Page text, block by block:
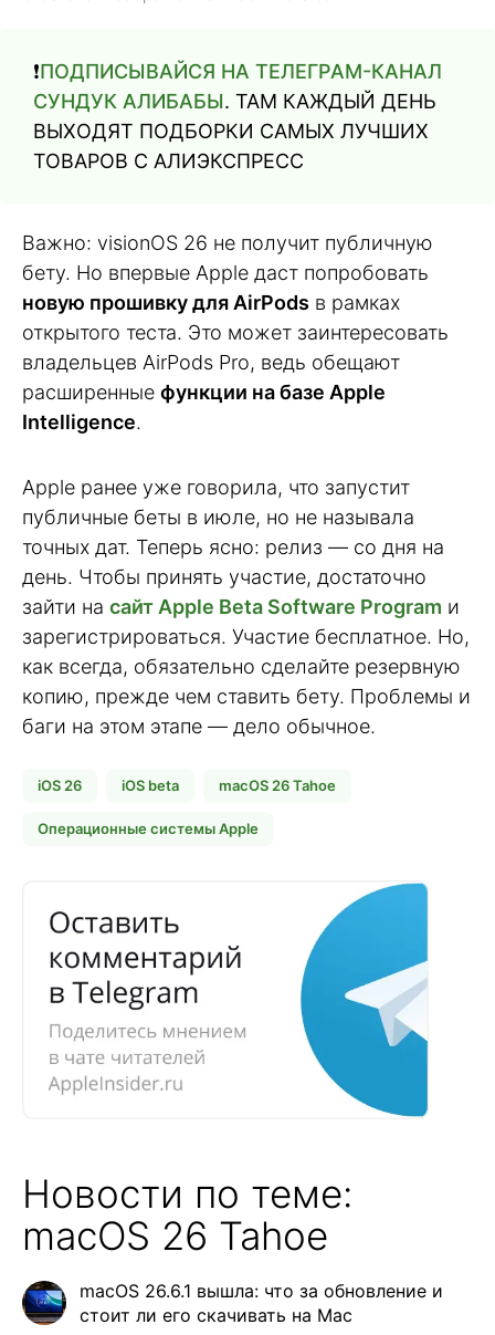
❗️ПОДПИСЫВАЙСЯ НА ТЕЛЕГРАМ-КАНАЛ
СУНДУК АЛИБАБЫ. ТАМ КАЖДЫЙ ДЕНЬ
ВЫХОДЯТ ПОДБОРКИ САМЫХ ЛУЧШИХ
ТОВАРОВ С АЛИЭКСПРЕСС
Важно: visionOS 26 не получит публичную
бету. Но впервые Apple даст попробовать
новую прошивку для AirPods в рамках
открытого теста. Это может заинтересовать
владельцев AirPods Pro, ведь обещают
расширенные функции на базе Apple
Intelligence.
Apple ранее уже говорила, что запустит
публичные беты в июле, но не называла
точных дат. Теперь ясно: релиз — со дня на
день. Чтобы принять участие, достаточно
зайти на сайт Apple Beta Software Program и
зарегистрироваться. Участие бесплатное. Но,
как всегда, обязательно сделайте резервную
копию, прежде чем ставить бету. Проблемы и
баги на этом этапе — дело обычное.
iOS 26 iOS beta macOS 26 Tahoe
Операционные системы Apple
Новости по теме:
macOS 26 Tahoe
macOS 26.6.1 вышла: что за обновление и
стоит ли его скачивать на Mac